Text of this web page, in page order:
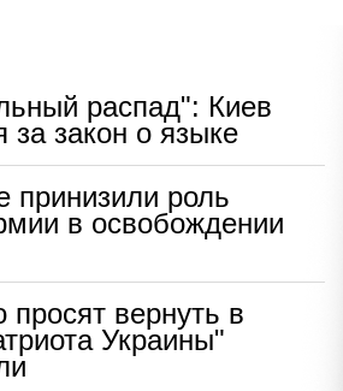
распад": Киев
за закон о языке
принизили роль
в освобождении
просят вернуть в
Украины"